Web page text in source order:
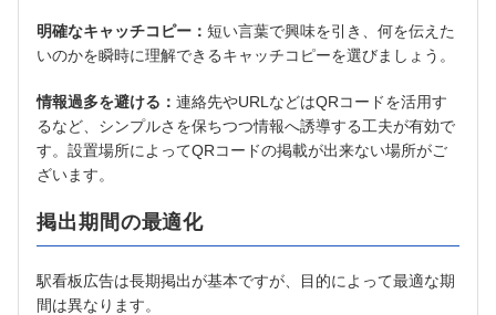
明確なキャッチコピー： 短い言葉で興味を引き、何を伝えた
いのかを瞬時に理解できるキャッチコピーを選びましょう。
情報過多を避ける： 連絡先やURLなどはQRコードを活用す
るなど、シンプルさを保ちつつ情報へ誘導する工夫が有効で
す。設置場所によってQRコードの掲載が出来ない場所がご
ざいます。
掲出期間の最適化
駅看板広告は長期掲出が基本ですが、目的によって最適な期
間は異なります。